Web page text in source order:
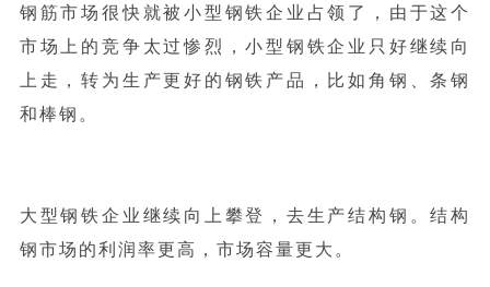
钢筋市场很快就被小型钢铁企业占领了，由于这个
市场上的竞争太过惨烈，小型钢铁企业只好继续向
上走，转为生产更好的钢铁产品，比如角钢、条钢
和棒钢。
大型钢铁企业继续向上攀登，去生产结构钢。结构
钢市场的利润率更高，市场容量更大。